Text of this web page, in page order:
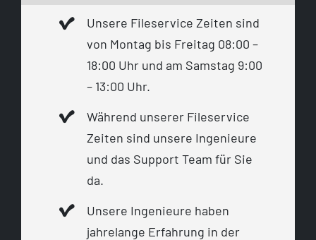
Unsere Fileservice Zeiten sind
von Montag bis Freitag 08:00 –
18:00 Uhr und am Samstag 9:00
– 13:00 Uhr.
Während unserer Fileservice
Zeiten sind unsere Ingenieure
und das Support Team für Sie
da.
Unsere Ingenieure haben
jahrelange Erfahrung in der